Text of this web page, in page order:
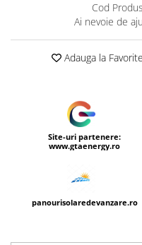
Cod
Ai nevoie de
Adauga la Favorite
Site-uri partenere:
www.gtaenergy.ro
panourisolaredevanzare.ro